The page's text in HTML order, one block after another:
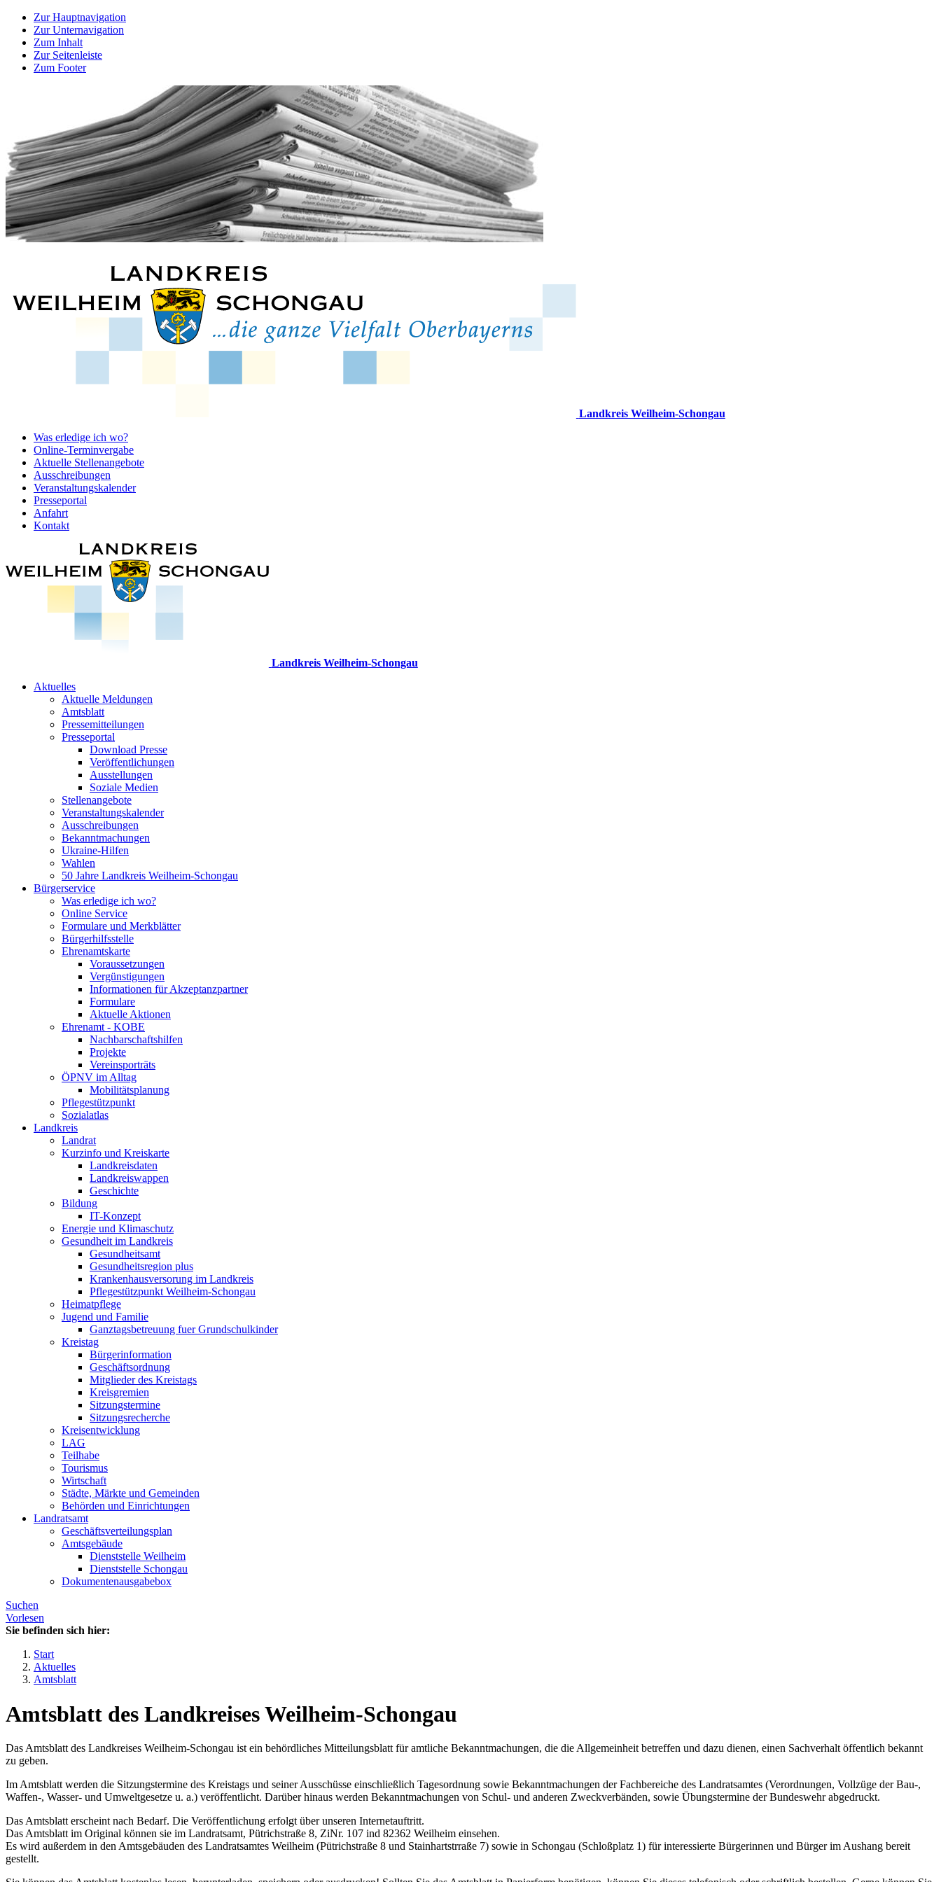
Zur Hauptnavigation
Zur Unternavigation
Zum Inhalt
Zur Seitenleiste
Zum Footer
Landkreis Weilheim-Schongau
Was erledige ich wo?
Online-Terminvergabe
Aktuelle Stellenangebote
Ausschreibungen
Veranstaltungskalender
Presseportal
Anfahrt
Kontakt
Landkreis Weilheim-Schongau
Aktuelles
Aktuelle Meldungen
Amtsblatt
Pressemitteilungen
Presseportal
Download Presse
Veröffentlichungen
Ausstellungen
Soziale Medien
Stellenangebote
Veranstaltungskalender
Ausschreibungen
Bekanntmachungen
Ukraine-Hilfen
Wahlen
50 Jahre Landkreis Weilheim-Schongau
Bürgerservice
Was erledige ich wo?
Online Service
Formulare und Merkblätter
Bürgerhilfsstelle
Ehrenamtskarte
Voraussetzungen
Vergünstigungen
Informationen für Akzeptanzpartner
Formulare
Aktuelle Aktionen
Ehrenamt - KOBE
Nachbarschaftshilfen
Projekte
Vereinsporträts
ÖPNV im Alltag
Mobilitätsplanung
Pflegestützpunkt
Sozialatlas
Landkreis
Landrat
Kurzinfo und Kreiskarte
Landkreisdaten
Landkreiswappen
Geschichte
Bildung
IT-Konzept
Energie und Klimaschutz
Gesundheit im Landkreis
Gesundheitsamt
Gesundheitsregion plus
Krankenhausversorung im Landkreis
Pflegestützpunkt Weilheim-Schongau
Heimatpflege
Jugend und Familie
Ganztagsbetreuung fuer Grundschulkinder
Kreistag
Bürgerinformation
Geschäftsordnung
Mitglieder des Kreistags
Kreisgremien
Sitzungstermine
Sitzungsrecherche
Kreisentwicklung
LAG
Teilhabe
Tourismus
Wirtschaft
Städte, Märkte und Gemeinden
Behörden und Einrichtungen
Landratsamt
Geschäftsverteilungsplan
Amtsgebäude
Dienststelle Weilheim
Dienststelle Schongau
Dokumentenausgabebox
Suchen
Vorlesen
Sie befinden sich hier:
Start
Aktuelles
Amtsblatt
Amtsblatt des Landkreises Weilheim-Schongau
Das Amtsblatt des Landkreises Weilheim-Schongau ist ein behördliches Mitteilungsblatt für amtliche Bekanntmachungen, die die Allgemeinheit betreffen und dazu dienen, einen Sachverhalt öffentlich bekannt
zu geben.
Im Amtsblatt werden die Sitzungstermine des Kreistags und seiner Ausschüsse einschließlich Tagesordnung sowie Bekanntmachungen der Fachbereiche des Landratsamtes (Verordnungen, Vollzüge der Bau-,
Waffen-, Wasser- und Umweltgesetze u. a.) veröffentlicht. Darüber hinaus werden Bekanntmachungen von Schul- und anderen Zweckverbänden, sowie Übungstermine der Bundeswehr abgedruckt.
Das Amtsblatt erscheint nach Bedarf. Die Veröffentlichung erfolgt über unseren Internetauftritt.
Das Amtsblatt im Original können sie im Landratsamt, Pütrichstraße 8, ZiNr. 107 ind 82362 Weilheim einsehen.
Es wird außerdem in den Amtsgebäuden des Landratsamtes Weilheim (Pütrichstraße 8 und Stainhartstrraße 7) sowie in Schongau (Schloßplatz 1) für interessierte Bürgerinnen und Bürger im Aushang bereit
gestellt.